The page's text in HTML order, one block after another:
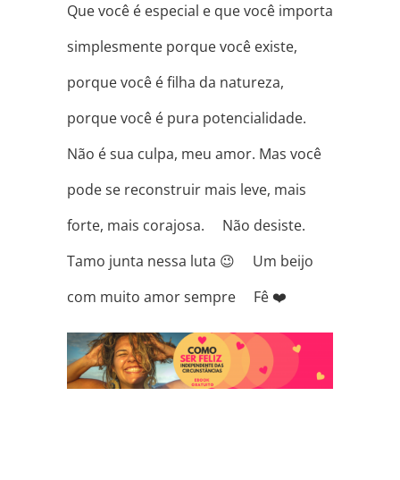
Que você é especial e que você importa
simplesmente porque você existe,
porque você é filha da natureza,
porque você é pura potencialidade. ⠀
Não é sua culpa, meu amor. Mas você
pode se reconstruir mais leve, mais
forte, mais corajosa. ⠀ Não desiste. ⠀
Tamo junta nessa luta 😉 ⠀ Um beijo
com muito amor sempre ⠀ Fê ❤️